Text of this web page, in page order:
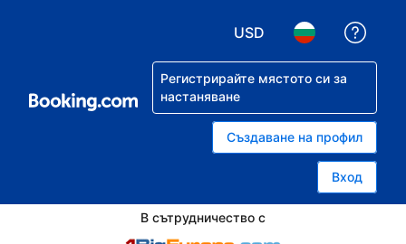
USD
Регистрирайте мястото си за
настаняване
Създаване на профил
Вход
В сътрудничество с